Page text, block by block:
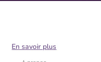
En savoir plus